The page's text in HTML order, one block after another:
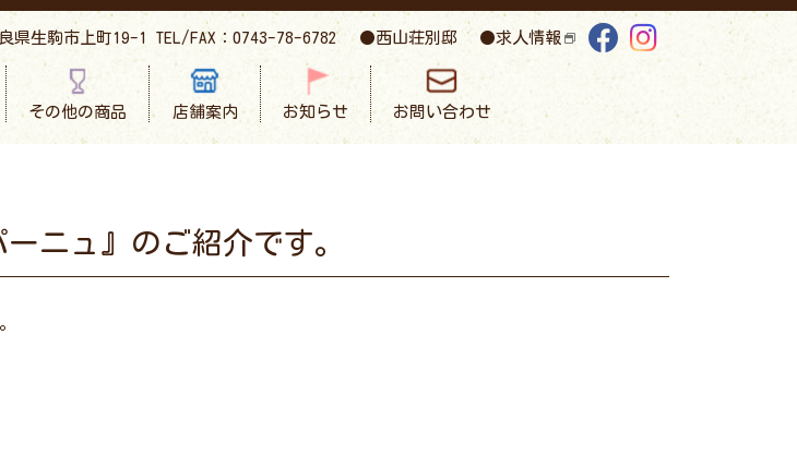
その他の商品 店舗案内 お知らせ お問い合わせ
西山荘別邸 求人情報
県生駒市上町19-1 TEL/FAX：0743-78-6782
ニュ』のご紹介です。